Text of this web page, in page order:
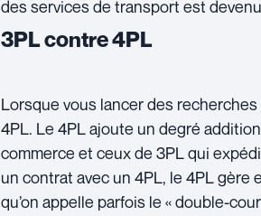
des services de transport est
3PL contre 4PL
Lorsque vous lancer des
4PL. Le 4PL ajoute un degré
commerce et ceux de 3PL qui
un contrat avec un 4PL, le 4PL gère
qu’on appelle parfois le « double-